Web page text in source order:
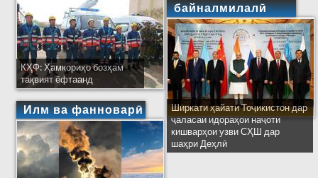
КҲФ: Ҳамкориҳо бозҳам
тақвият ёфтаанд
Илм ва фанноварӣ
байналмилалӣ
Ширкати ҳайати Тоҷикистон дар
ҷаласаи идораҳои наҷоти
кишварҳои узви СҲШ дар
шаҳри Деҳлӣ